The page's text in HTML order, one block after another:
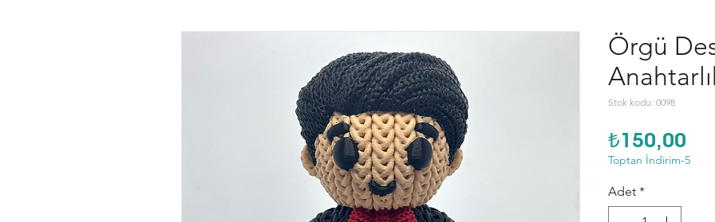
Örgü
Stok kodu: 0098
₺150,00
Toptan İndirim-5
Adet *